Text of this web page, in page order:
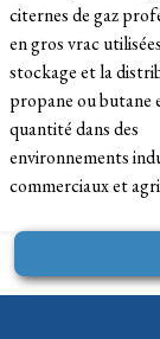
citernes de gaz
en gros vrac
stockage et la
propane ou butane
quantité dans des
environnements
commerciaux et